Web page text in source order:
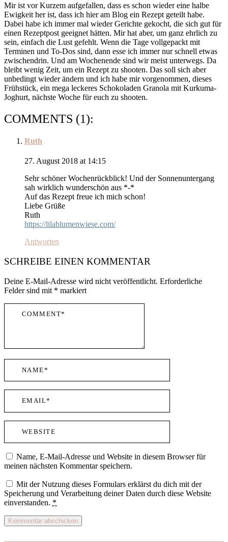
Mir ist vor Kurzem aufgefallen, dass es schon wieder eine halbe
Ewigkeit her ist, dass ich hier am Blog ein Rezept geteilt habe.
Dabei habe ich immer mal wieder Gerichte gekocht, die sich gut für
einen Rezeptpost geeignet hätten. Mir hat aber, um ganz ehrlich zu
sein, einfach die Lust gefehlt. Wenn die Tage vollgepackt mit
Terminen und To-Dos sind, dann esse ich immer nur schnell etwas
zwischendrin. Und am Wochenende sind wir meist unterwegs. Da
bleibt wenig Zeit, um ein Rezept zu shooten. Das soll sich aber
unbedingt wieder ändern und ich habe mir vorgenommen, dieses
Frühstück, ein mega leckeres Schokoladen Granola mit Kurkuma-
Joghurt, nächste Woche für euch zu shooten.
COMMENTS (1):
Ruth
27. August 2018 at 14:15
Sehr schöner Wochenrückblick! Und der Sonnenuntergang
sah wirklich wunderschön aus *-*
Auf das Rezept freue ich mich schon!
Liebe Grüße
Ruth
https://lilablumenwiese.com/
Antworten
SCHREIBE EINEN KOMMENTAR
Deine E-Mail-Adresse wird nicht veröffentlicht. Erforderliche
Felder sind mit * markiert
Name, E-Mail-Adresse und Website in diesem Browser für
meinen nächsten Kommentar speichern.
Mit der Nutzung dieses Formulars erklärst du dich mit der
Speicherung und Verarbeitung deiner Daten durch diese Website
einverstanden. *